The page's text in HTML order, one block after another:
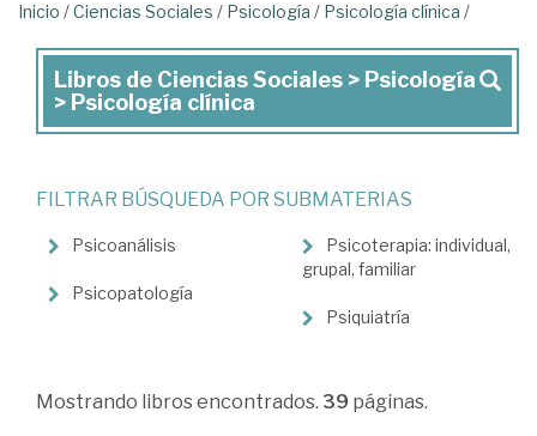
Inicio /Ciencias Sociales / Psicología / Psicología clínica /
Libros
de
Sociales
>
>
clínica
Libros de Ciencias Sociales > Psicología
> Psicología clínica
FILTRAR BÚSQUEDA POR SUBMATERIAS
Psicoanálisis
Psicopatología
Psicoterapia: individual,
grupal, familiar
Psiquiatría
Mostrando libros encontrados. 39 páginas.